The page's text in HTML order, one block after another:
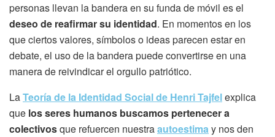
personas llevan la bandera en su funda de móvil es el
deseo de reafirmar su identidad. En momentos en los
que ciertos valores, símbolos o ideas parecen estar en
debate, el uso de la bandera puede convertirse en una
manera de reivindicar el orgullo patriótico.
LaTeoría de la Identidad Social de Henri Tajfelexplica
que los seres humanos buscamos pertenecera
colectivosque refuercen nuestraautoestimay nos den